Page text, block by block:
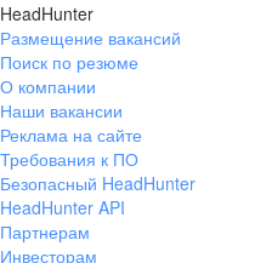
HeadHunter
Размещение вакансий
Поиск по резюме
О компании
Наши вакансии
Реклама на сайте
Требования к ПО
Безопасный HeadHunter
HeadHunter API
Партнерам
Инвесторам